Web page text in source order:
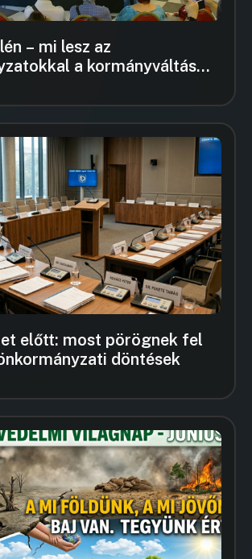
– mi lesz az
a kormányváltás
panel
előtt: most pörögnek fel
döntések